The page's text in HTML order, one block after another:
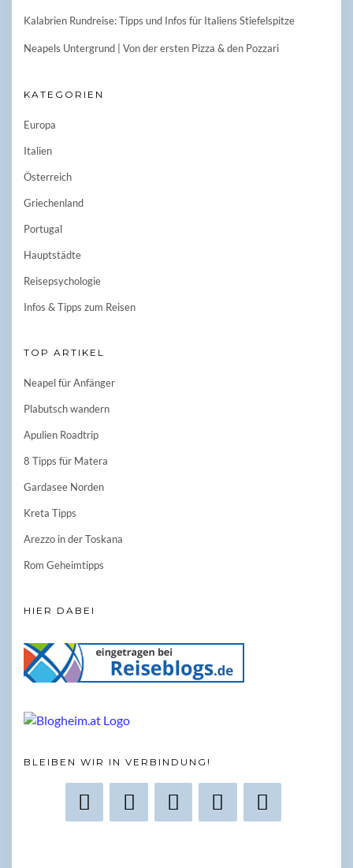
Kalabrien Rundreise: Tipps und Infos für Italiens Stiefelspitze
Neapels Untergrund | Von der ersten Pizza & den Pozzari
KATEGORIEN
Europa
Italien
Österreich
Griechenland
Portugal
Hauptstädte
Reisepsychologie
Infos & Tipps zum Reisen
TOP ARTIKEL
Neapel für Anfänger
Plabutsch wandern
Apulien Roadtrip
8 Tipps für Matera
Gardasee Norden
Kreta Tipps
Arezzo in der Toskana
Rom Geheimtipps
HIER DABEI
BLEIBEN WIR IN VERBINDUNG!